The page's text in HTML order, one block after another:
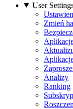
User
Zmień
Analizy
Ranking